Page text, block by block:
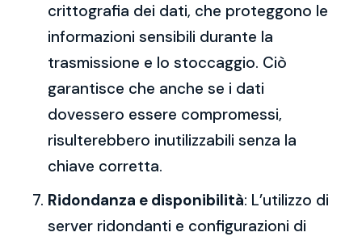
crittografia dei dati, che proteggono le
informazioni sensibili durante la
trasmissione e lo stoccaggio. Ciò
garantisce che anche se i dati
dovessero essere compromessi,
risulterebbero inutilizzabili senza la
chiave corretta.
Ridondanza e disponibilità: L’utilizzo di
server ridondanti e configurazioni di